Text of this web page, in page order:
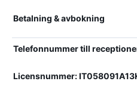
Betalning & avbokning
Telefonnummer till
Licensnummer: